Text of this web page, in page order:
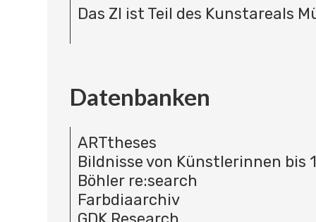
Das ZI ist Teil des Kunstareals
Datenbanken
ARTtheses
Bildnisse von Künstlerinnen bis
Böhler re:search
Farbdiaarchiv